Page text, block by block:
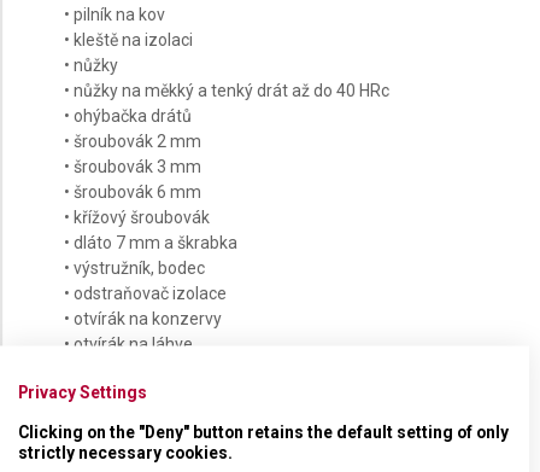
• pilník na kov
• kleště na izolaci
• nůžky
• nůžky na měkký a tenký drát až do 40 HRc
• ohýbačka drátů
• šroubovák 2 mm
• šroubovák 3 mm
• šroubovák 6 mm
• křížový šroubovák
• dláto 7 mm a škrabka
• výstružník, bodec
• odstraňovač izolace
• otvírák na konzervy
• otvírák na láhve
• víceúčelový hák
• otvor pro poutko
Privacy Settings
Clicking on the "Deny" button retains the default setting of only
strictly necessary cookies.